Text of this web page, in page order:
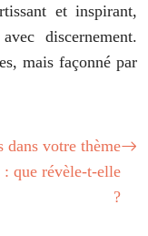
et inspirant,
discernement.
mais façonné par
dans votre thème
: que révèle-t-elle
?